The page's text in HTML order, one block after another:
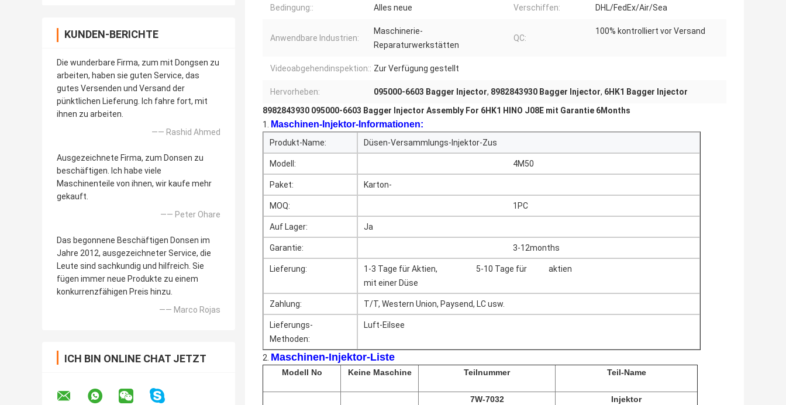
KUNDEN-BERICHTE
Die wunderbare Firma, zum mit Dongsen zu
arbeiten, haben sie guten Service, das
gutes Versenden und Versand der
pünktlichen Lieferung. Ich fahre fort, mit
ihnen zu arbeiten.
—— Rashid Ahmed
Ausgezeichnete Firma, zum Donsen zu
beschäftigen. Ich habe viele
Maschinenteile von ihnen, wir kaufe mehr
gekauft.
—— Peter Ohare
Das begonnene Beschäftigen Donsen im
Jahre 2012, ausgezeichneter Service, die
Leute sind sachkundig und hilfreich. Sie
fügen immer neue Produkte zu einem
konkurrenzfähigen Preis hinzu.
—— Marco Rojas
ICH BIN ONLINE CHAT JETZT
Bedingung:: Alles neue Verschiffen: DHL/FedEx/Air/Sea
Anwendbare Industrien:
Maschinerie-
Reparaturwerkstätten
QC:
100% kontrolliert vor Versand
Videoabgehendinspektion:: Zur Verfügung gestellt
Hervorheben: 095000-6603 Bagger Injector, 8982843930 Bagger Injector, 6HK1 Bagger Injector
8982843930 095000-6603 Bagger Injector Assembly For 6HK1 HINO J08E mit Garantie 6Months
1. Maschinen-Injektor-Informationen:
Produkt-Name: Düsen-Versammlungs-Injektor-Zus
Modell: 4M50
Paket: Karton-
MOQ: 1PC
Auf Lager: Ja
Garantie: 3-12months
Lieferung: 1-3 Tage für Aktien, 5-10 Tage für aktien
mit einer Düse
Zahlung: T/T, Western Union, Paysend, LC usw.
Lieferungs-
Methoden:
Luft-Eilsee
2. Maschinen-Injektor-Liste
Modell No Keine Maschine Teilnummer Teil-Name
7W-7032
Injektor